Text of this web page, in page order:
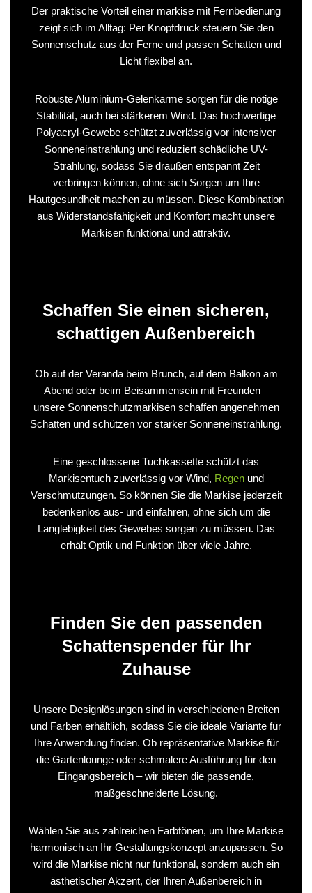
Der praktische Vorteil einer markise mit Fernbedienung
zeigt sich im Alltag: Per Knopfdruck steuern Sie den
Sonnenschutz aus der Ferne und passen Schatten und
Licht flexibel an.
Robuste Aluminium-Gelenkarme sorgen für die nötige
Stabilität, auch bei stärkerem Wind. Das hochwertige
Polyacryl-Gewebe schützt zuverlässig vor intensiver
Sonneneinstrahlung und reduziert schädliche UV-
Strahlung, sodass Sie draußen entspannt Zeit
verbringen können, ohne sich Sorgen um Ihre
Hautgesundheit machen zu müssen. Diese Kombination
aus Widerstandsfähigkeit und Komfort macht unsere
Markisen funktional und attraktiv.
Schaffen Sie einen sicheren,
schattigen Außenbereich
Ob auf der Veranda beim Brunch, auf dem Balkon am
Abend oder beim Beisammensein mit Freunden –
unsere Sonnenschutzmarkisen schaffen angenehmen
Schatten und schützen vor starker Sonneneinstrahlung.
Eine geschlossene Tuchkassette schützt das
Markisentuch zuverlässig vor Wind, Regenund
Verschmutzungen. So können Sie die Markise jederzeit
bedenkenlos aus- und einfahren, ohne sich um die
Langlebigkeit des Gewebes sorgen zu müssen. Das
erhält Optik und Funktion über viele Jahre.
Finden Sie den passenden
Schattenspender für Ihr
Zuhause
Unsere Designlösungen sind in verschiedenen Breiten
und Farben erhältlich, sodass Sie die ideale Variante für
Ihre Anwendung finden. Ob repräsentative Markise für
die Gartenlounge oder schmalere Ausführung für den
Eingangsbereich – wir bieten die passende,
maßgeschneiderte Lösung.
Wählen Sie aus zahlreichen Farbtönen, um Ihre Markise
harmonisch an Ihr Gestaltungs­konzept anzupassen. So
wird die Markise nicht nur funktional, sondern auch ein
ästhetischer Akzent, der Ihren Außenbereich in